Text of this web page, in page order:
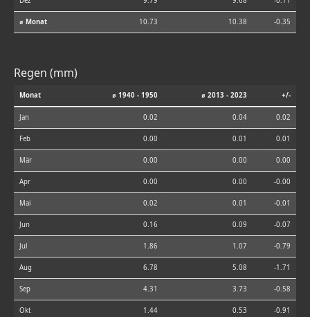
⌀ Monat 10.73 10.38 -0.35
Regen (mm)
Monat ⌀ 1940 - 1950 ⌀ 2013 - 2023 +/-
Jan 0.02 0.04 0.02
Feb 0.00 0.01 0.01
Mär 0.00 0.00 0.00
Apr 0.00 0.00 -0.00
Mai 0.02 0.01 -0.01
Jun 0.16 0.09 -0.07
Jul 1.86 1.07 -0.79
Aug 6.78 5.08 -1.71
Sep 4.31 3.73 -0.58
Okt 1.44 0.53 -0.91